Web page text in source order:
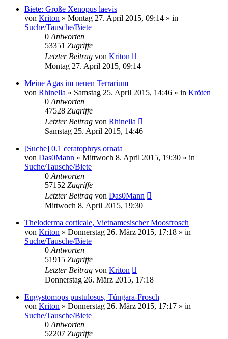
Biete: Große Xenopus laevis
von Kriton » Montag 27. April 2015, 09:14 » in
Suche/Tausche/Biete
0 Antworten
53351 Zugriffe
Letzter Beitrag von Kriton
Montag 27. April 2015, 09:14
Meine Agas im neuen Terrarium
von Rhinella » Samstag 25. April 2015, 14:46 » in Kröten
0 Antworten
47528 Zugriffe
Letzter Beitrag von Rhinella
Samstag 25. April 2015, 14:46
[Suche] 0.1 ceratophrys ornata
von Das0Mann » Mittwoch 8. April 2015, 19:30 » in
Suche/Tausche/Biete
0 Antworten
57152 Zugriffe
Letzter Beitrag von Das0Mann
Mittwoch 8. April 2015, 19:30
Theloderma corticale, Vietnamesischer Moosfrosch
von Kriton » Donnerstag 26. März 2015, 17:18 » in
Suche/Tausche/Biete
0 Antworten
51915 Zugriffe
Letzter Beitrag von Kriton
Donnerstag 26. März 2015, 17:18
Engystomops pustulosus, Túngara-Frosch
von Kriton » Donnerstag 26. März 2015, 17:17 » in
Suche/Tausche/Biete
0 Antworten
52207 Zugriffe